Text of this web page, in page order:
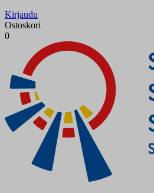
Kirjaudu
Ostoskori
0